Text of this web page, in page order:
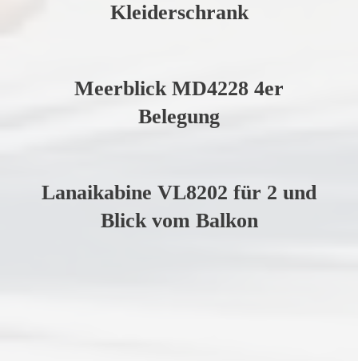
Kleiderschrank
Meerblick MD4228 4er
Belegung
Lanaikabine VL8202 für 2 und
Blick vom Balkon